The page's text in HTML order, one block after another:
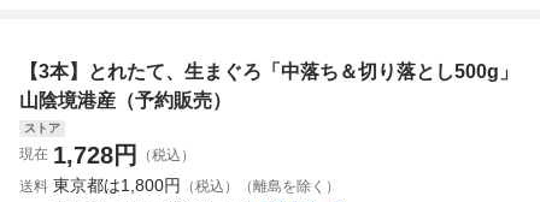
【3本】とれたて、生まぐろ「中落ち＆切り落とし500g」
山陰境港産（予約販売）
ストア
現在 1,728円
（税込）
送料 東京都は1,800円
（税込）（離島を除く）